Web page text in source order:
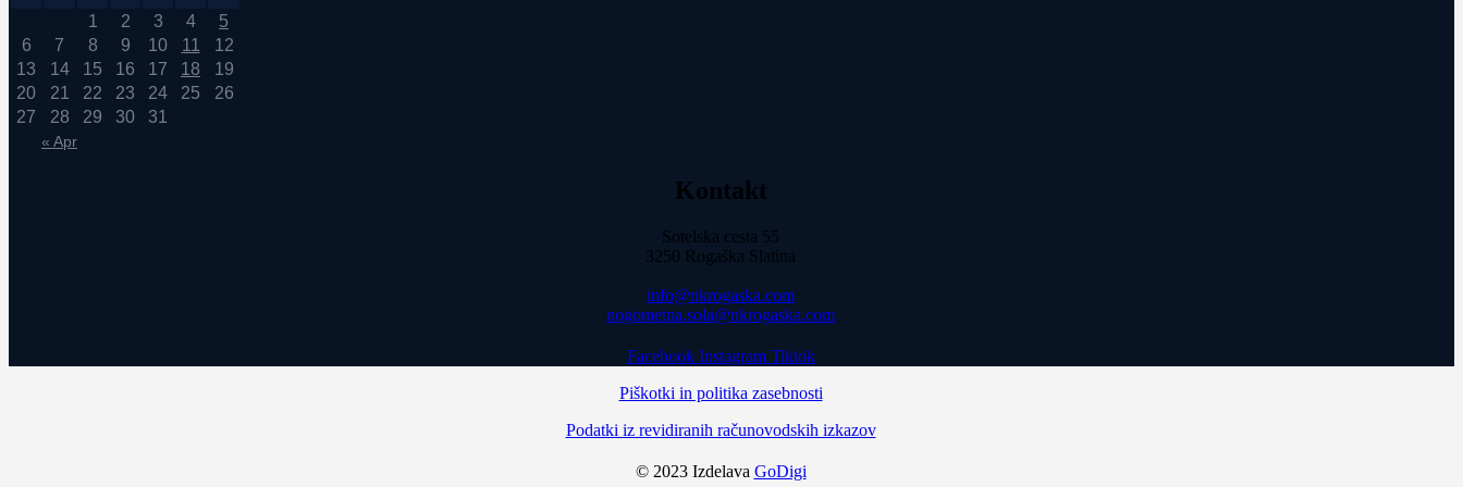
« Apr
1 2 3 4
5
6
7 8 9 10 11
12
13
14 15 16 17 18
19
20
21 22 23 24 25
26
27
28 29 30 31
Kontakt
Sotelska cesta 55
3250 Rogaška Slatina
info@nkrogaska.com
nogometna.sola@nkrogaska.com
Facebook Instagram Tiktok
Piškotki in politika zasebnosti
Podatki iz revidiranih računovodskih izkazov
© 2023 Izdelava GoDigi